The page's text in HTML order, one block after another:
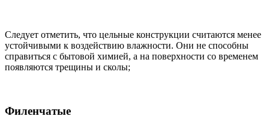
Следует отметить, что цельные конструкции считаются менее
устойчивыми к воздействию влажности. Они не способны
справиться с бытовой химией, а на поверхности со временем
появляются трещины и сколы;
Филенчатые